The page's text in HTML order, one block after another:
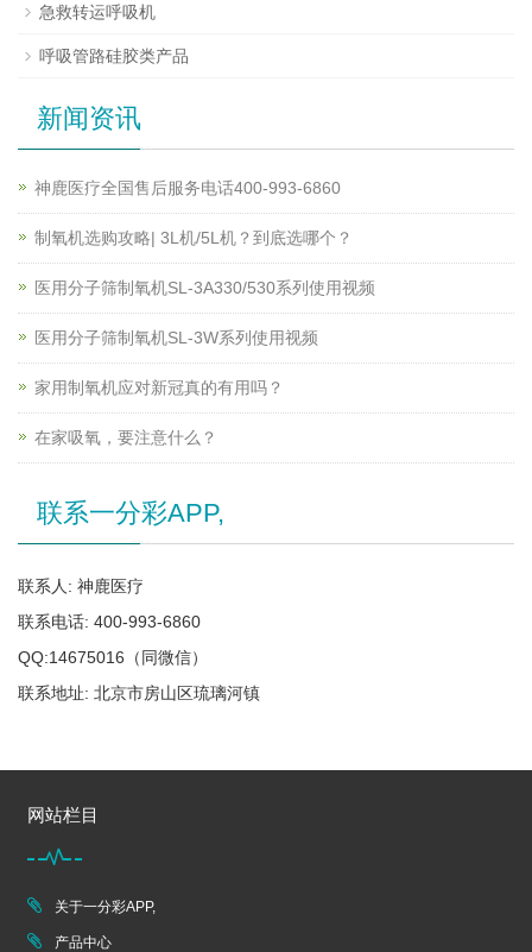
急救转运呼吸机
呼吸管路硅胶类产品
新闻资讯
神鹿医疗全国售后服务电话400-993-6860
制氧机选购攻略| 3L机/5L机？到底选哪个？
医用分子筛制氧机SL-3A330/530系列使用视频
医用分子筛制氧机SL-3W系列使用视频
家用制氧机应对新冠真的有用吗？
在家吸氧，要注意什么？
联系一分彩APP,
联系人: 神鹿医疗
联系电话: 400-993-6860
QQ:14675016（同微信）
联系地址: 北京市房山区琉璃河镇
网站栏目
关于一分彩APP,
产品中心